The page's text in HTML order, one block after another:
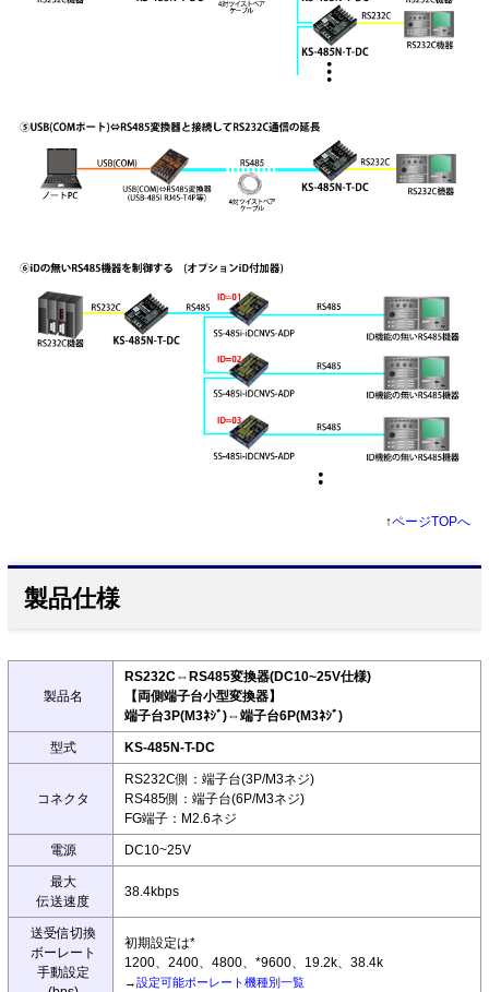
↑ページTOPへ
製品仕様
製品名
RS232C⇔RS485変換器(DC10~25V仕様)
【両側端子台小型変換器】
端子台3P(M3ﾈｼﾞ)⇔端子台6P(M3ﾈｼﾞ)
型式 KS-485N-T-DC
コネクタ
RS232C側：端子台(3P/M3ネジ)
RS485側：端子台(6P/M3ネジ)
FG端子：M2.6ネジ
電源 DC10~25V
最大
伝送速度
38.4kbps
送受信切換
ボーレート
手動設定
初期設定は*
1200、2400、4800、*9600、19.2k、38.4k
→設定可能ボーレート機種別一覧